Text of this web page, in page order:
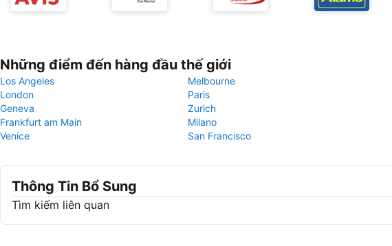
Những điểm đến hàng đầu thế giới
Los Angeles
Melbourne
London
Paris
Geneva
Zurich
Frankfurt am Main
Milano
Venice
San Francisco
Thông Tin Bổ Sung
Tìm kiếm liên quan